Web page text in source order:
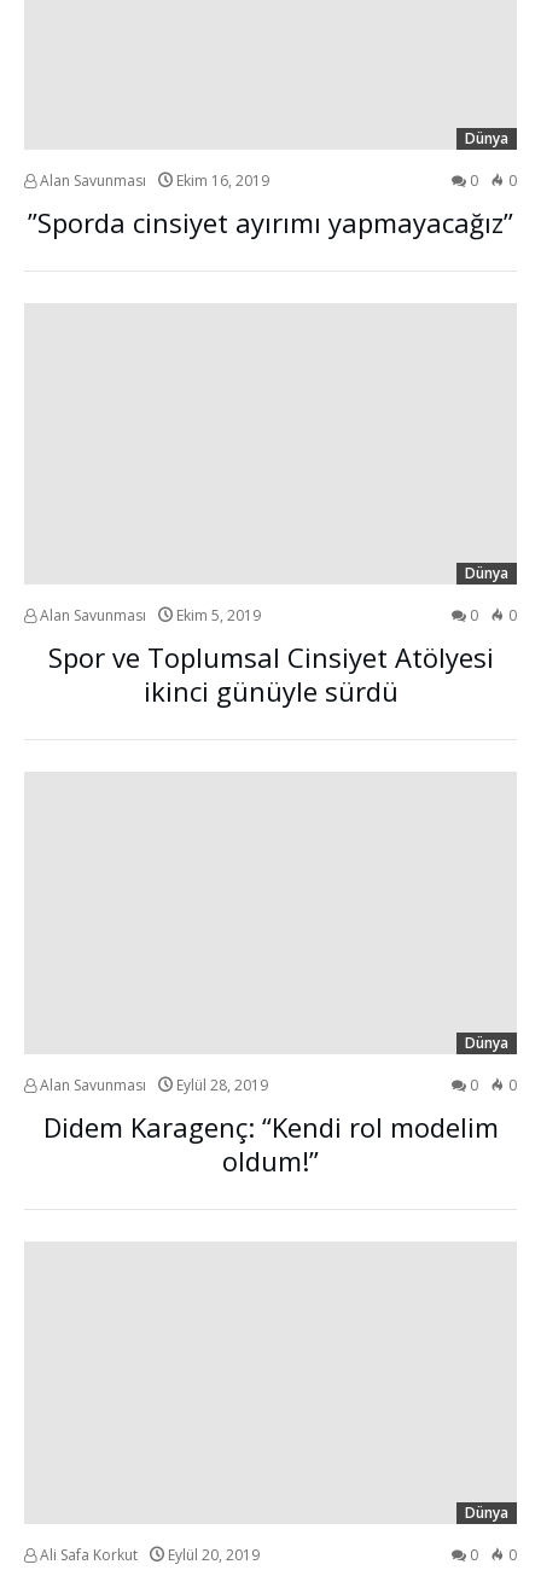
Dünya
Alan Savunması Ekim 16, 2019 0 0
”Sporda cinsiyet ayırımı yapmayacağız”
Dünya
Alan Savunması Ekim 5, 2019 0 0
Spor ve Toplumsal Cinsiyet Atölyesi
ikinci günüyle sürdü
Dünya
Alan Savunması Eylül 28, 2019 0 0
Didem Karagenç: “Kendi rol modelim
oldum!”
Dünya
Ali Safa Korkut Eylül 20, 2019 0 0